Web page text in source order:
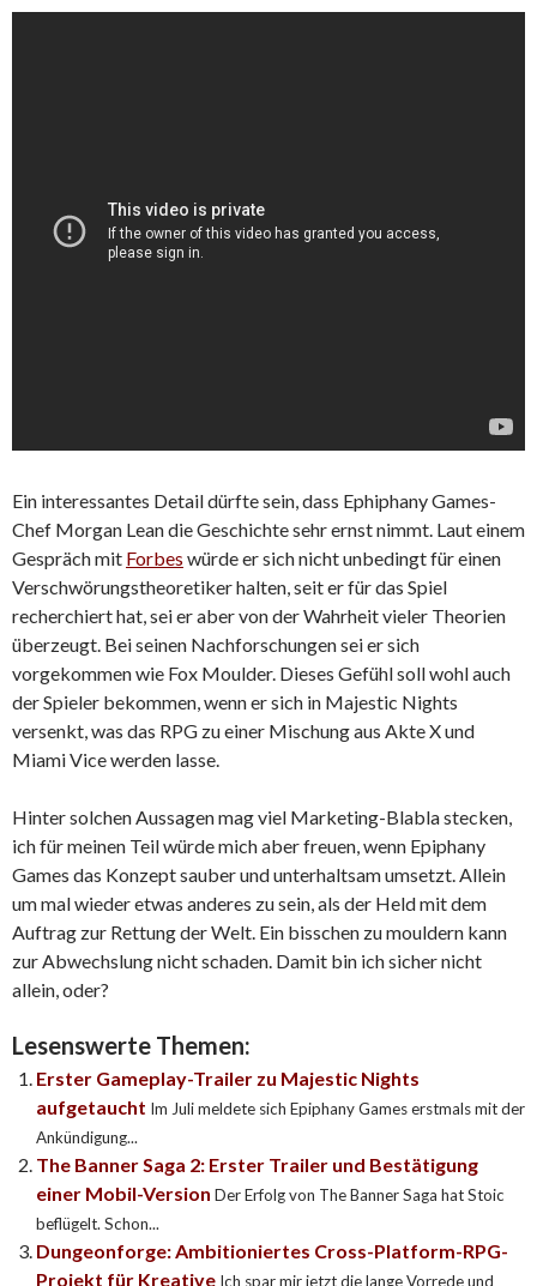
Ein interessantes Detail dürfte sein, dass Ephiphany Games-
Chef Morgan Lean die Geschichte sehr ernst nimmt. Laut einem
Gespräch mit Forbes würde er sich nicht unbedingt für einen
Verschwörungstheoretiker halten, seit er für das Spiel
recherchiert hat, sei er aber von der Wahrheit vieler Theorien
überzeugt. Bei seinen Nachforschungen sei er sich
vorgekommen wie Fox Moulder. Dieses Gefühl soll wohl auch
der Spieler bekommen, wenn er sich in Majestic Nights
versenkt, was das RPG zu einer Mischung aus Akte X und
Miami Vice werden lasse.
Hinter solchen Aussagen mag viel Marketing-Blabla stecken,
ich für meinen Teil würde mich aber freuen, wenn Epiphany
Games das Konzept sauber und unterhaltsam umsetzt. Allein
um mal wieder etwas anderes zu sein, als der Held mit dem
Auftrag zur Rettung der Welt. Ein bisschen zu mouldern kann
zur Abwechslung nicht schaden. Damit bin ich sicher nicht
allein, oder?
Lesenswerte Themen:
Erster Gameplay-Trailer zu Majestic Nights
aufgetaucht Im Juli meldete sich Epiphany Games erstmals mit der
Ankündigung...
The Banner Saga 2: Erster Trailer und Bestätigung
einer Mobil-Version Der Erfolg von The Banner Saga hat Stoic
beflügelt. Schon...
Dungeonforge: Ambitioniertes Cross-Platform-RPG-
Projekt für Kreative Ich spar mir jetzt die lange Vorrede und